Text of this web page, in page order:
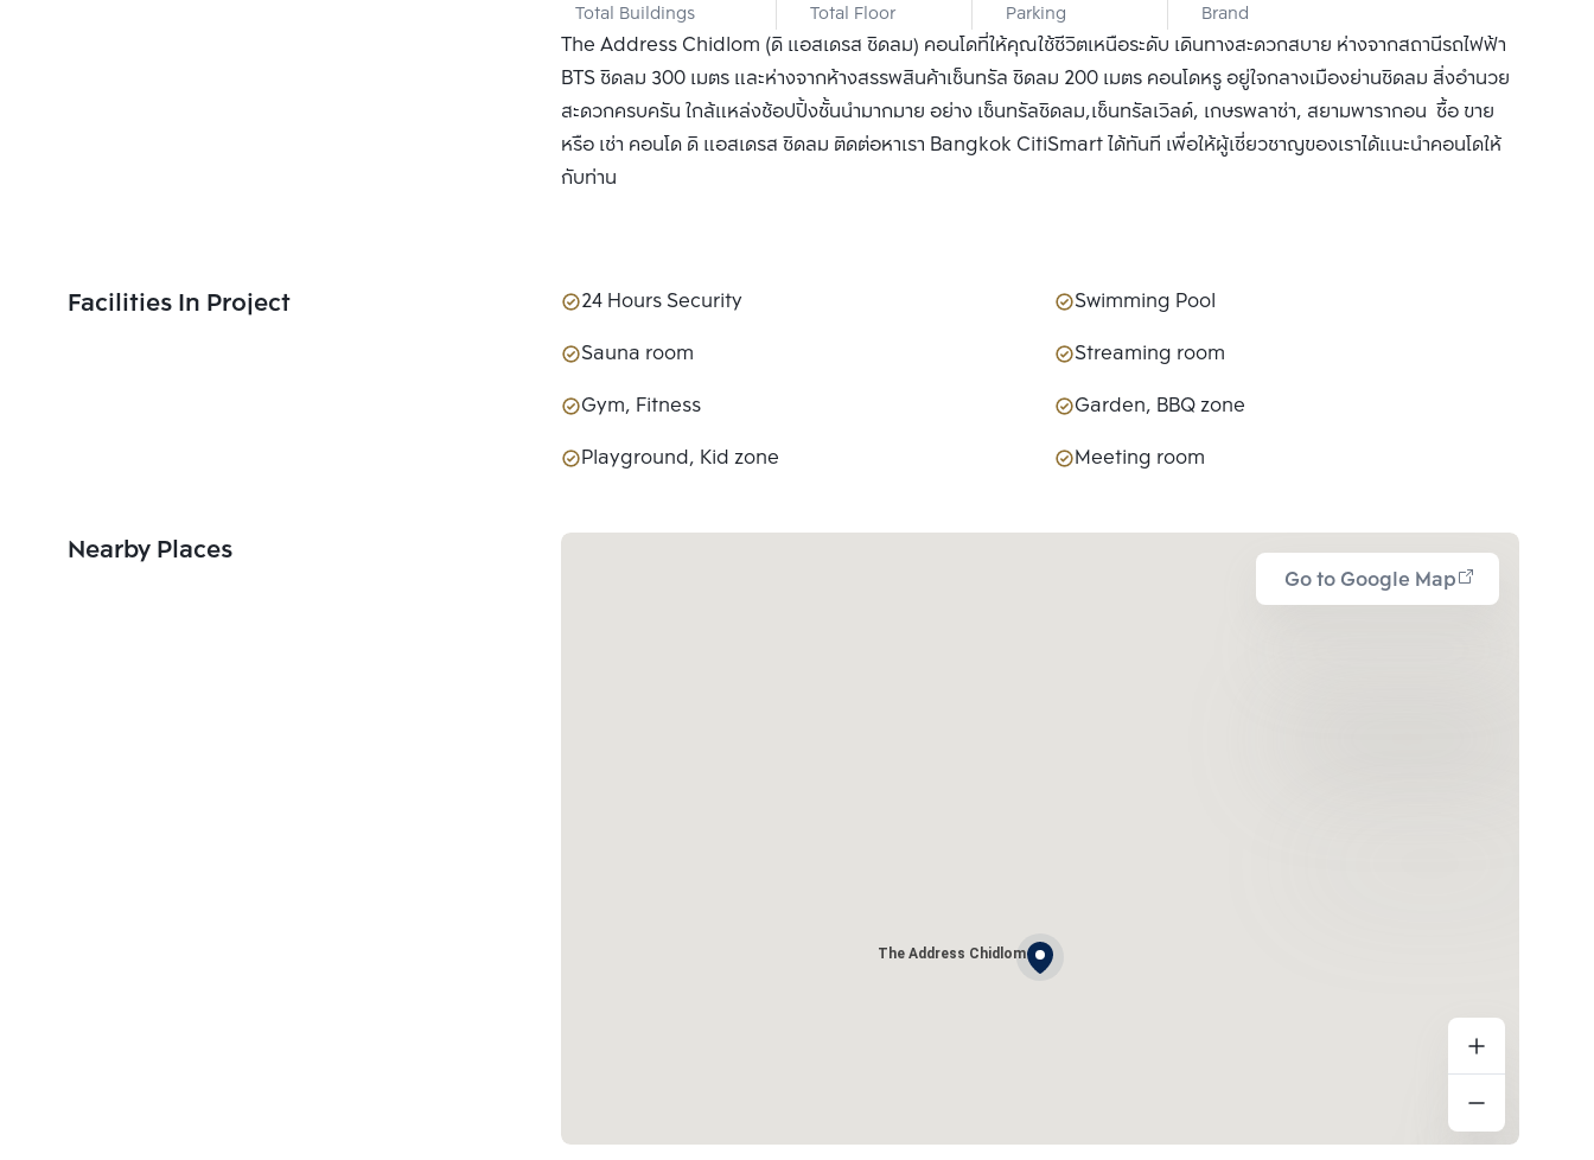
Total Buildings Total Floor Parking
CO., LTD.
Brand
The Address Chidlom (ดิ แอสเดรส ชิดลม) คอนโดที่ให้คุณใช้ชีวิตเหนือระดับ เดินทางสะดวกสบาย ห่างจากสถานีรถไฟฟ้า
BTS ชิดลม 300 เมตร และห่างจากห้างสรรพสินค้าเซ็นทรัล ชิดลม 200 เมตร คอนโดหรู อยู่ใจกลางเมืองย่านชิดลม สิ่งอำนวย
สะดวกครบครัน ใกล้แหล่งช้อปปิ้งชั้นนำมากมาย อย่าง เซ็นทรัลชิดลม,เซ็นทรัลเวิลด์, เกษรพลาซ่า, สยามพารากอน ซื้อ ขาย
หรือ เช่า คอนโด ดิ แอสเดรส ชิดลม ติดต่อหาเรา Bangkok CitiSmart ได้ทันที เพื่อให้ผู้เชี่ยวชาญของเราได้แนะนำคอนโดให้
กับท่าน
Facilities In Project 24 Hours Security
Swimming Pool
Sauna room
Streaming room
Gym, Fitness
Garden, BBQ zone
Playground, Kid zone
Meeting room
Nearby Places
Go to Google Map
The Address Chidlom